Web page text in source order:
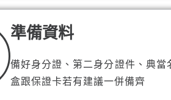
準備資料
備好身分證、第二身分證件、典當
盒跟保證卡若有建議一併備齊